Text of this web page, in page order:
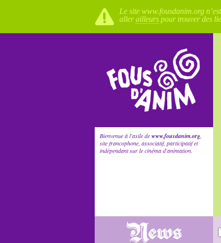
Le site www.fousdanim.org
aller ailleurs pour trouver des
Bienvenue à l'asile dewww.fousdanim.org
site francophone, associatif, participatif et
indépendant sur le cinéma d'animation.